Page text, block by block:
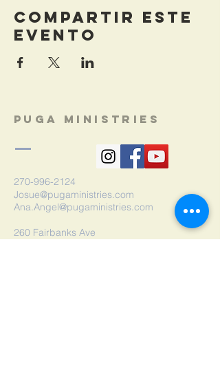
Compartir este
evento
Puga Ministries
270-996-2124
Josue@pugaministries.com
Ana.Angel@pugaministries.com
260 Fairbanks Ave